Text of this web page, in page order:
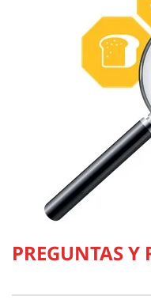
PREGUNTAS Y